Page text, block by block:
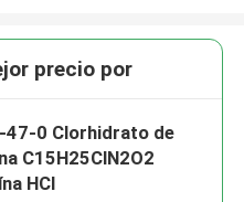
precio por
47-0 Clorhidrato de
C15H25ClN2O2
HCl